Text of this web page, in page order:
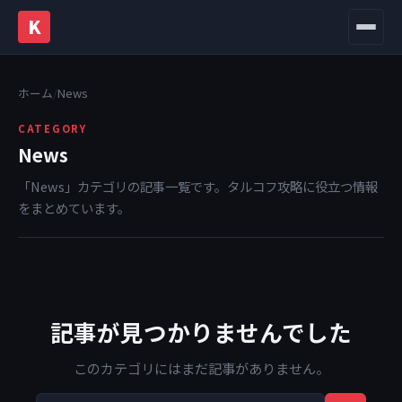
K メニュ
ホーム/News
CATEGORY
News
「News」カテゴリの記事一覧です。タルコフ攻略に役立つ情報
をまとめています。
記事が見つかりませんでした
このカテゴリにはまだ記事がありません。